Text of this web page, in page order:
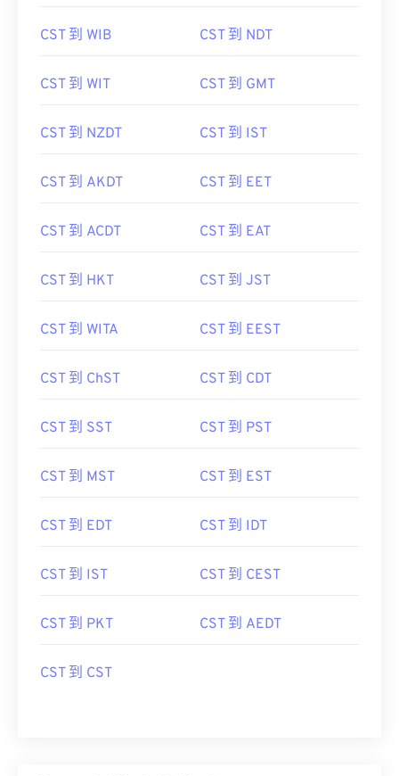
CST 到 WIB CST 到 NDT
CST 到 WIT CST 到 GMT
CST 到 NZDT CST 到 IST
CST 到 AKDT CST 到 EET
CST 到 ACDT CST 到 EAT
CST 到 HKT CST 到 JST
CST 到 WITA CST 到 EEST
CST 到 ChST CST 到 CDT
CST 到 SST CST 到 PST
CST 到 MST CST 到 EST
CST 到 EDT CST 到 IDT
CST 到 IST CST 到 CEST
CST 到 PKT CST 到 AEDT
CST 到 CST